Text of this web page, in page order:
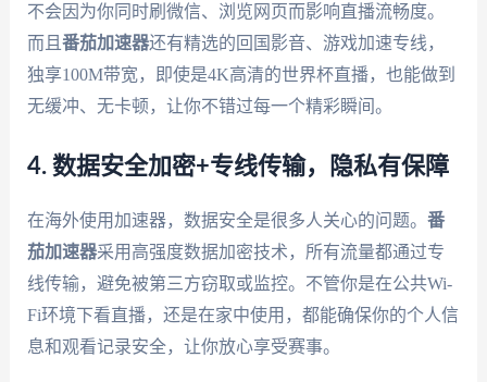
不会因为你同时刷微信、浏览网页而影响直播流畅度。
而且 番茄加速器还有精选的回国影音、游戏加速专线，
独享100M带宽，即使是4K高清的世界杯直播，也能做到
无缓冲、无卡顿，让你不错过每一个精彩瞬间。
4. 数据安全加密+专线传输，隐私有保障
在海外使用加速器，数据安全是很多人关心的问题。 番
茄加速器采用高强度数据加密技术，所有流量都通过专
线传输，避免被第三方窃取或监控。不管你是在公共Wi-
Fi环境下看直播，还是在家中使用，都能确保你的个人信
息和观看记录安全，让你放心享受赛事。